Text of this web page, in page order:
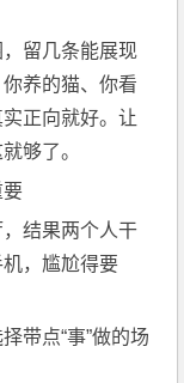
留几条能展现
养的猫、你看
正向就好。让
够了。
要
结果两个人干
，尴尬得要
带点“事”做的场